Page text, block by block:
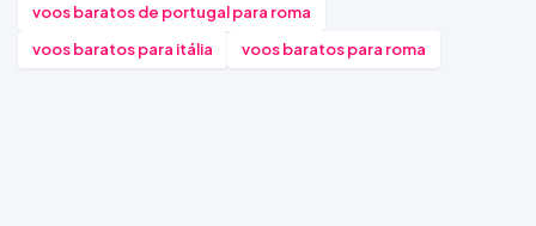
voos baratos de portugal para roma
voos baratos para itália
voos baratos para roma